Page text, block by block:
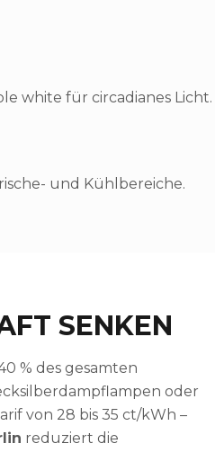
white für circadianes Licht.
und Kühlbereiche.
SENKEN
% des gesamten
oder
von 28 bis 35 ct/kWh –
reduziert die